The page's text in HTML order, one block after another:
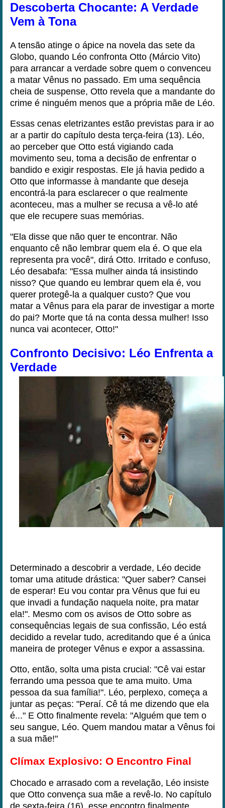
Descoberta Chocante: A Verdade
Vem à Tona
A tensão atinge o ápice na novela das sete da
Globo, quando Léo confronta Otto (Márcio Vito)
para arrancar a verdade sobre quem o convenceu
a matar Vênus no passado. Em uma sequência
cheia de suspense, Otto revela que a mandante do
crime é ninguém menos que a própria mãe de Léo.
Essas cenas eletrizantes estão previstas para ir ao
ar a partir do capítulo desta terça-feira (13). Léo,
ao perceber que Otto está vigiando cada
movimento seu, toma a decisão de enfrentar o
bandido e exigir respostas. Ele já havia pedido a
Otto que informasse à mandante que deseja
encontrá-la para esclarecer o que realmente
aconteceu, mas a mulher se recusa a vê-lo até
que ele recupere suas memórias.
"Ela disse que não quer te encontrar. Não
enquanto cê não lembrar quem ela é. O que ela
representa pra você", dirá Otto. Irritado e confuso,
Léo desabafa: "Essa mulher ainda tá insistindo
nisso? Que quando eu lembrar quem ela é, vou
querer protegê-la a qualquer custo? Que vou
matar a Vênus para ela parar de investigar a morte
do pai? Morte que tá na conta dessa mulher! Isso
nunca vai acontecer, Otto!"
Confronto Decisivo: Léo Enfrenta a
Verdade
Determinado a descobrir a verdade, Léo decide
tomar uma atitude drástica: "Quer saber? Cansei
de esperar! Eu vou contar pra Vênus que fui eu
que invadi a fundação naquela noite, pra matar
ela!". Mesmo com os avisos de Otto sobre as
consequências legais de sua confissão, Léo está
decidido a revelar tudo, acreditando que é a única
maneira de proteger Vênus e expor a assassina.
Otto, então, solta uma pista crucial: "Cê vai estar
ferrando uma pessoa que te ama muito. Uma
pessoa da sua família!". Léo, perplexo, começa a
juntar as peças: "Peraí. Cê tá me dizendo que ela
é..." E Otto finalmente revela: "Alguém que tem o
seu sangue, Léo. Quem mandou matar a Vênus foi
a sua mãe!"
Clímax Explosivo: O Encontro Final
Chocado e arrasado com a revelação, Léo insiste
que Otto convença sua mãe a revê-lo. No capítulo